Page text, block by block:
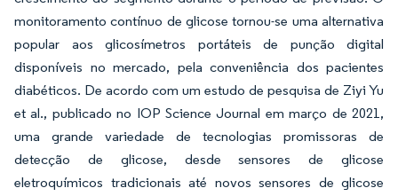
monitoramento contínuo de glicose tornou-se uma alternativa
popular aos glicosímetros portáteis de punção digital
disponíveis no mercado, pela conveniência dos pacientes
diabéticos. De acordo com um estudo de pesquisa de Ziyi Yu
et al., publicado no IOP Science Journal em março de 2021,
uma grande variedade de tecnologias promissoras de
detecção de glicose, desde sensores de glicose
eletroquímicos tradicionais até novos sensores de glicose